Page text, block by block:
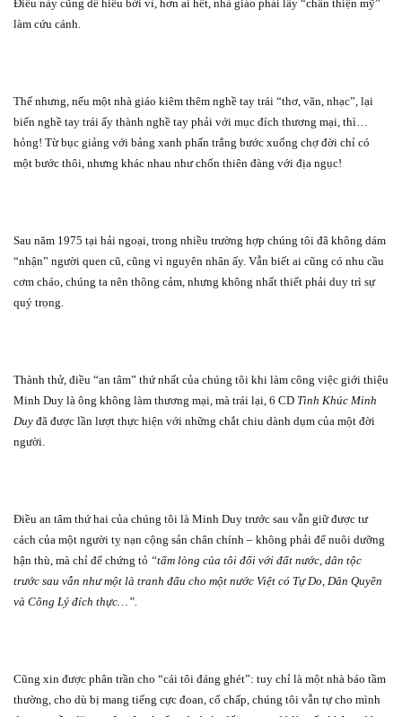
Điều này cũng dễ hiểu bởi vì, hơn ai hết, nhà giáo phải lấy “chân thiện mỹ”
làm cứu cánh.
Thế nhưng, nếu một nhà giáo kiêm thêm nghề tay trái “thơ, văn, nhạc”, lại
biến nghề tay trái ấy thành nghề tay phải với mục đích thương mại, thì…
hỏng! Từ bục giảng với bảng xanh phấn trắng bước xuống chợ đời chỉ có
một bước thôi, nhưng khác nhau như chốn thiên đàng với địa ngục!
Sau năm 1975 tại hải ngoại, trong nhiều trường hợp chúng tôi đã không dám
“nhận” người quen cũ, cũng vì nguyên nhân ấy. Vẫn biết ai cũng có nhu cầu
cơm cháo, chúng ta nên thông cảm, nhưng không nhất thiết phải duy trì sự
quý trọng.
Thành thử, điều “an tâm” thứ nhất của chúng tôi khi làm công việc giới thiệu
Minh Duy là ông không làm thương mại, mà trái lại, 6 CD Tình Khúc Minh
Duy đã được lần lượt thực hiện với những chắt chiu dành dụm của một đời
người.
Điều an tâm thứ hai của chúng tôi là Minh Duy trước sau vẫn giữ được tư
cách của một người tỵ nạn cộng sản chân chính – không phải để nuôi dưỡng
hận thù, mà chỉ để chứng tỏ “tấm lòng của tôi đối với đất nước, dân tộc
trước sau vẫn như một là tranh đấu cho một nước Việt có Tự Do, Dân Quyền
và Công Lý đích thực…”.
Cũng xin được phân trần cho “cái tôi đáng ghét”: tuy chỉ là một nhà báo tầm
thường, cho dù bị mang tiếng cực đoan, cố chấp, chúng tôi vẫn tự cho mình